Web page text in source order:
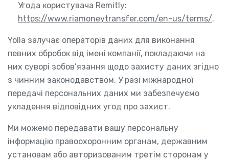
Угода користувача Remitly:
https://www.riamoneytransfer.com/en-us/terms/.
Yolla залучає операторів даних для виконання
певних обробок від імені компанії, покладаючи на
них суворі зобов’язання щодо захисту даних згідно
з чинним законодавством. У разі міжнародної
передачі персональних даних ми забезпечуємо
укладення відповідних угод про захист.
Ми можемо передавати вашу персональну
інформацію правоохоронним органам, державним
установам або авторизованим третім сторонам у